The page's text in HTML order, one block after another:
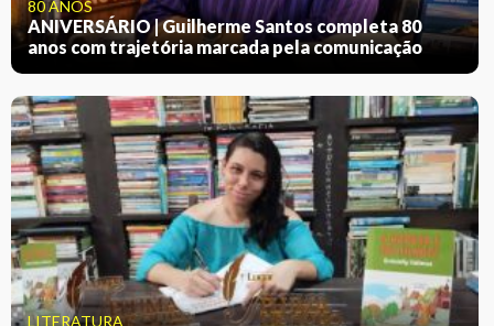
80 ANOS
ANIVERSÁRIO | Guilherme Santos completa 80
anos com trajetória marcada pela comunicação
LITERATURA